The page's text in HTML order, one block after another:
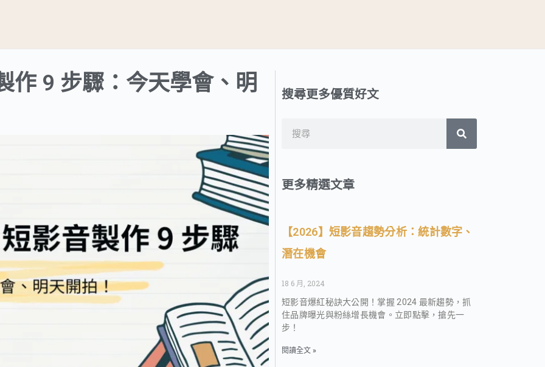
作 9 步驟：今天學會、明 搜尋更多優質好文
搜
尋
更多精選文章
【2026】短影音趨勢分析：統計數字、
潛在機會
18 6 月, 2024
短影音爆紅秘訣大公開！掌握 2024 最新趨勢，抓
住品牌曝光與粉絲增長機會。立即點擊，搶先一
步！
閱讀全文 »